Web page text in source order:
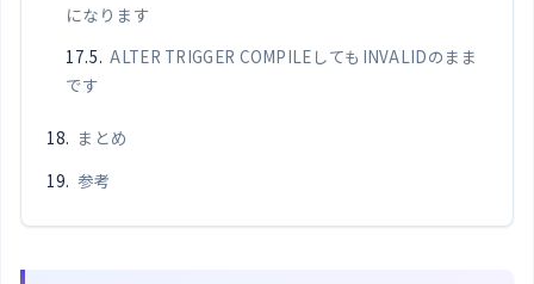
になります
ALTER TRIGGER COMPILEしてもINVALIDのまま
です
まとめ
参考